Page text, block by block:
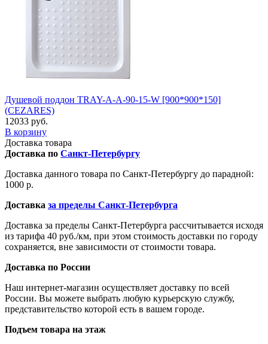
Душевой поддон TRAY-A-A-90-15-W [900*900*150]
(CEZARES)
12033 руб.
В корзину
Доставка товара
Доставка по Санкт-Петербургу
Доставка данного товара по Санкт-Петербургу до парадной:
1000 р.
Доставка за пределы Санкт-Петербурга
Доставка за пределы Санкт-Петербурга рассчитывается исходя
из тарифа 40 руб./км, при этом стоимость доставки по городу
сохраняется, вне зависимости от стоимости товара.
Доставка по России
Наш интернет-магазин осуществляет доставку по всей
России. Вы можете выбрать любую курьерскую службу,
представительство которой есть в вашем городе.
Подъем товара на этаж